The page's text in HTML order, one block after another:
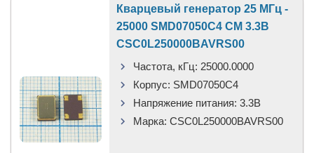
Кварцевый генератор 25 МГц -
25000 SMD07050C4 CM 3.3В
CSC0L250000BAVRS00
Частота, кГц: 25000.0000
Корпус: SMD07050C4
Напряжение питания: 3.3В
Марка: CSC0L250000BAVRS00